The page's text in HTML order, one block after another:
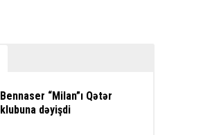
Bennaser “Milan”ı Qətər
klubuna dəyişdi